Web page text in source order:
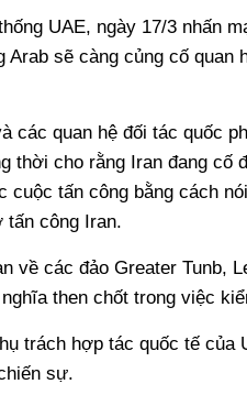
UAE, ngày 17/3 nhấn
sẽ càng củng cố quan
các quan hệ đối tác quốc
thời cho rằng Iran đang cố
tấn công bằng cách
công Iran.
về các đảo Greater Tunb,
then chốt trong việc
trách hợp tác quốc tế của
sự.